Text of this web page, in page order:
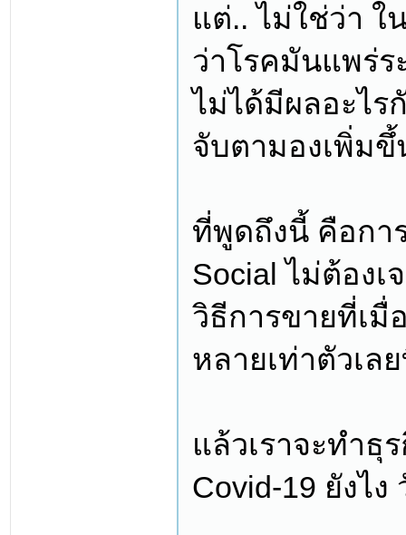
แต่.. ไม่ใช่ว่า
ว่าโรคมันแพร่
ไม่ได้มีผลอะไร
จับตามองเพิ่ม
ที่พูดถึงนี้ คือกา
Social ไม่ต้อง
วิธีการขายที่เ
หลายเท่าตัวเล
แล้วเราจะทำธุ
Covid-19 ยังไ